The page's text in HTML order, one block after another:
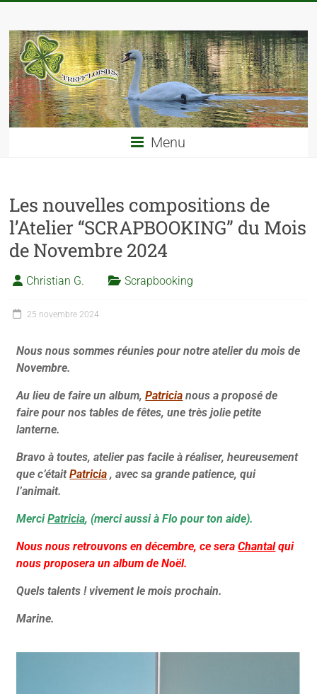
Menu
Les nouvelles compositions de
l’Atelier “SCRAPBOOKING” du Mois
de Novembre 2024
Christian G. Scrapbooking
25 novembre 2024
Nous nous sommes réunies pour notre atelier du mois de
Novembre.
Au lieu de faire un album,Patricia nous a proposé de
faire pour nos tables de fêtes, une très jolie petite
lanterne.
Bravo à toutes, atelier pas facile à réaliser, heureusement
que c’étaitPatricia , avec sa grande patience, qui
l’animait.
MerciPatricia, (merci aussi à Flo pour ton aide).
Nous nous retrouvons en décembre, ce seraChantalqui
nous proposera un album de Noël.
Quels talents ! vivement le mois prochain.
Marine.